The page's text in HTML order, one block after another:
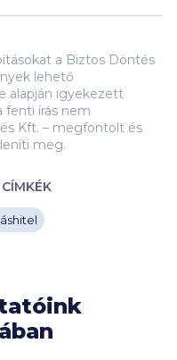
a Biztos Döntés
lehető
alapján igyekezett
fenti írás nem
Kft. – megfontolt és
meg.